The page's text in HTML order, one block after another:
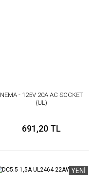
NEMA - 125V 20A AC SOCKET
(UL)
691,20 TL
YENİ